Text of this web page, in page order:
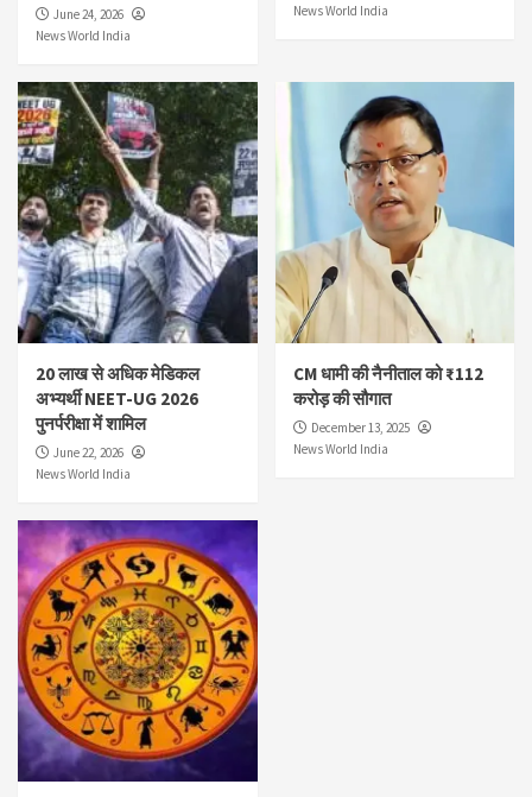
June 24, 2026
News World India
News World India
20 लाख से अधिक मेडिकल
अभ्यर्थी NEET-UG 2026
पुनर्परीक्षा में शामिल
June 22, 2026
News World India
CM धामी की नैनीताल को ₹112
करोड़ की सौगात
December 13, 2025
News World India